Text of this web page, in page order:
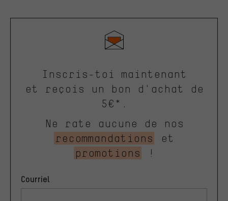
Inscris-toi maintenant
et reçois un bon d'achat de
5€*.
Ne rate aucune de nos
recommandations
et
promotions
!
Courriel